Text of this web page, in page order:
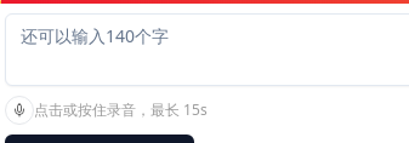
点击或按住录音，最长 15s